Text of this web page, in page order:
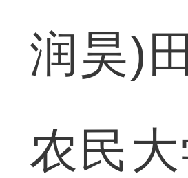
润昊)
农民